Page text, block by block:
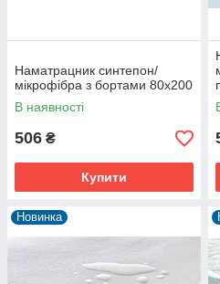
Наматрацник синтепон/
мікрофібра з бортами 80х200
В наявності
506 ₴
Купити
Новинка